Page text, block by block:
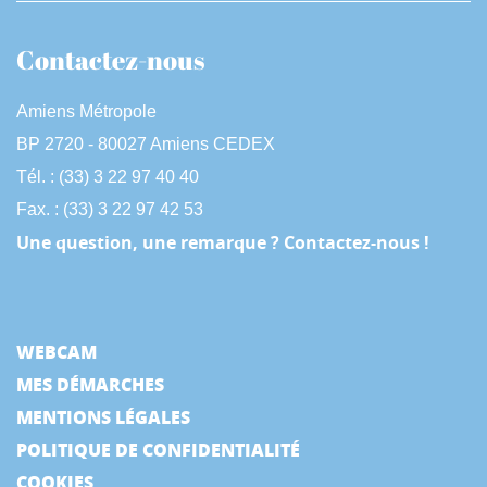
Contactez-nous
Amiens Métropole
BP 2720 - 80027 Amiens CEDEX
Tél. : (33) 3 22 97 40 40
Fax. : (33) 3 22 97 42 53
Une question, une remarque ? Contactez-nous !
WEBCAM
MES DÉMARCHES
MENTIONS LÉGALES
POLITIQUE DE CONFIDENTIALITÉ
COOKIES